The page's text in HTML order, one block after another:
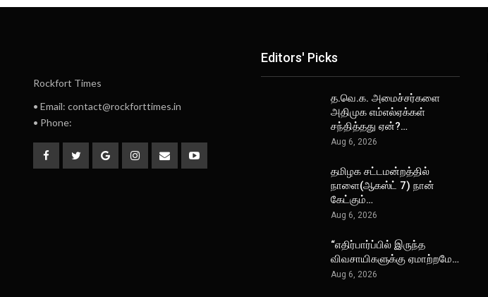
Rockfort Times
• Email: contact@rockforttimes.in
• Phone:
Editors' Picks
த.வெ.க. அமைச்சர்களை
அதிமுக எம்எல்ஏக்கள்
சந்தித்தது ஏன்?…
Aug 6, 2026
தமிழக சட்டமன்றத்தில்
நாளை(ஆகஸ்ட் 7) நான்
கேட்கும்…
Aug 6, 2026
“எதிர்பார்ப்பில் இருந்த
விவசாயிகளுக்கு ஏமாற்றமே…
Aug 6, 2026